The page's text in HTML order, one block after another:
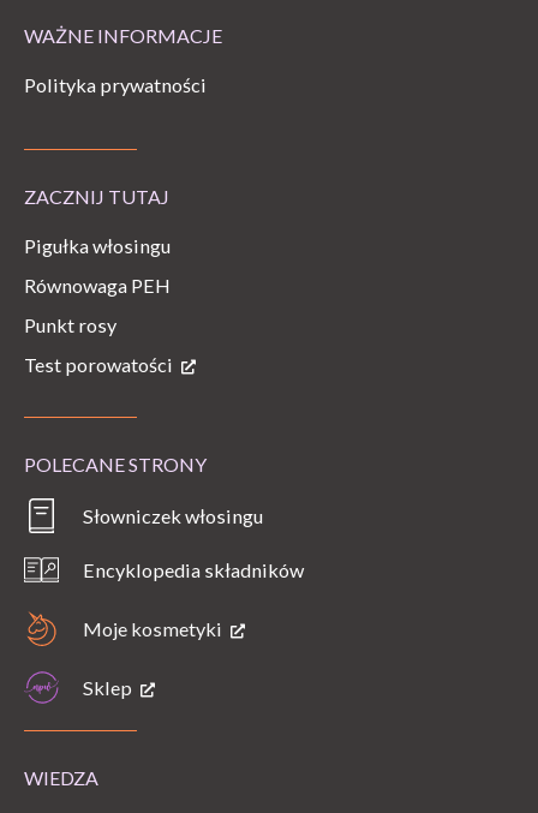
WAŻNE INFORMACJE
Polityka prywatności
ZACZNIJ TUTAJ
Pigułka włosingu
Równowaga PEH
Punkt rosy
Test porowatości
POLECANE STRONY
Słowniczek włosingu
Encyklopedia składników
Moje kosmetyki
Sklep
WIEDZA